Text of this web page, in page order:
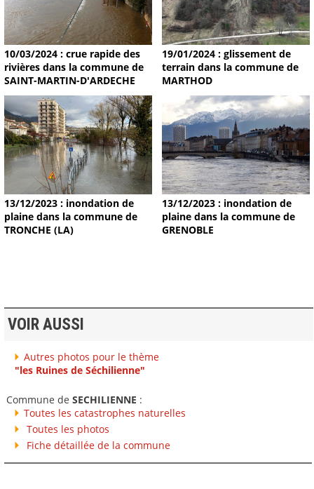
10/03/2024 : crue rapide des
rivières dans la commune de
SAINT-MARTIN-D'ARDECHE
19/01/2024 : glissement de
terrain dans la commune de
MARTHOD
13/12/2023 : inondation de
plaine dans la commune de
TRONCHE (LA)
13/12/2023 : inondation de
plaine dans la commune de
GRENOBLE
VOIR AUSSI
Autres photos pour le thème
"les Ruines de Séchilienne"
Commune de SECHILIENNE :
Toutes les catastrophes naturelles
Toutes les photos
Fiche détaillée de la commune